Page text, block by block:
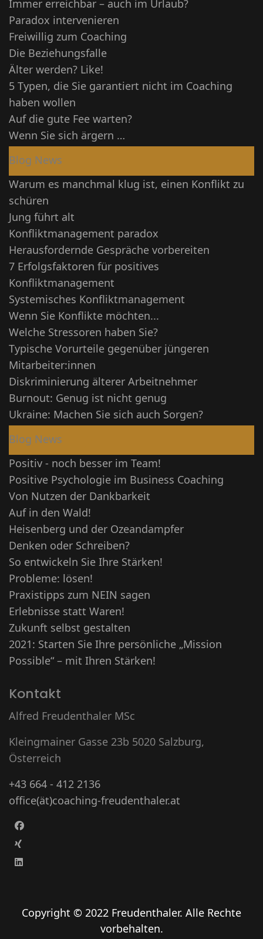
Immer erreichbar – auch im Urlaub?
Paradox intervenieren
Freiwillig zum Coaching
Die Beziehungsfalle
Älter werden? Like!
5 Typen, die Sie garantiert nicht im Coaching
haben wollen
Auf die gute Fee warten?
Wenn Sie sich ärgern …
Blog News
Warum es manchmal klug ist, einen Konflikt zu
schüren
Jung führt alt
Konfliktmanagement paradox
Herausfordernde Gespräche vorbereiten
7 Erfolgsfaktoren für positives
Konfliktmanagement
Systemisches Konfliktmanagement
Wenn Sie Konflikte möchten...
Welche Stressoren haben Sie?
Typische Vorurteile gegenüber jüngeren
Mitarbeiter:innen
Diskriminierung älterer Arbeitnehmer
Burnout: Genug ist nicht genug
Ukraine: Machen Sie sich auch Sorgen?
Blog News
Positiv - noch besser im Team!
Positive Psychologie im Business Coaching
Von Nutzen der Dankbarkeit
Auf in den Wald!
Heisenberg und der Ozeandampfer
Denken oder Schreiben?
So entwickeln Sie Ihre Stärken!
Probleme: lösen!
Praxistipps zum NEIN sagen
Erlebnisse statt Waren!
Zukunft selbst gestalten
2021: Starten Sie Ihre persönliche „Mission
Possible“ – mit Ihren Stärken!
Kontakt
Alfred Freudenthaler MSc
Kleingmainer Gasse 23b 5020 Salzburg,
Österreich
+43 664 - 412 2136
office(ät)coaching-freudenthaler.at
Copyright © 2022 Freudenthaler. Alle Rechte
vorbehalten.